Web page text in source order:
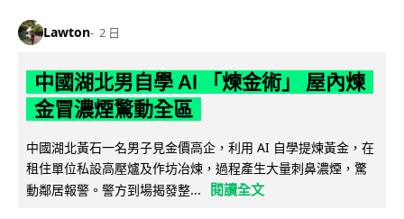
Lawton 2 日
中國湖北男自學 AI 「煉金術」 屋內煉
金冒濃煙驚動全區
中國湖北黃石一名男子見金價高企，利用 AI 自學提煉黃金，在
租住單位私設高壓爐及作坊冶煉，過程產生大量刺鼻濃煙，驚
動鄰居報警。警方到場揭發整...
閱讀全文